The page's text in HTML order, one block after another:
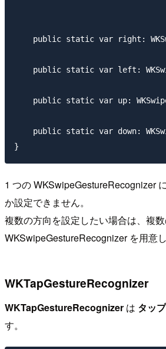
public static var right:
public static var left:
public static var up:
public static var down:
1 つの WKSwipeGestureRecognizer
か設定できません。
複数の方向を設定したい場合は、複
WKSwipeGestureRecognizer を用意し
WKTapGestureRecognizer
WKTapGestureRecognizer は タップ
す。